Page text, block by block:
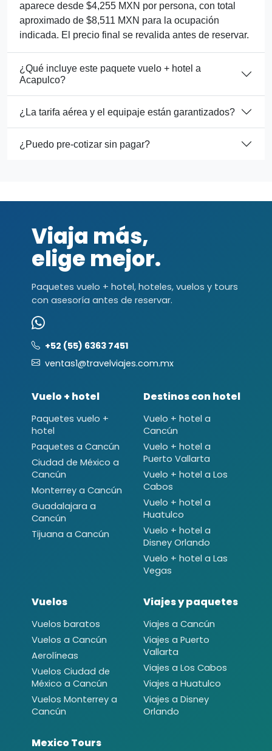
aparece desde $4,255 MXN por persona, con total
aproximado de $8,511 MXN para la ocupación
indicada. El precio final se revalida antes de reservar.
¿Qué incluye este paquete vuelo + hotel a
Acapulco?
¿La tarifa aérea y el equipaje están garantizados?
¿Puedo pre-cotizar sin pagar?
Viaja más,
elige mejor.
Paquetes vuelo + hotel, hoteles, vuelos y tours
con asesoría antes de reservar.
+52 (55) 6363 7451
ventas1@travelviajes.com.mx
Vuelo + hotel
Paquetes vuelo +
hotel
Paquetes a Cancún
Ciudad de México a
Cancún
Monterrey a Cancún
Guadalajara a
Cancún
Tijuana a Cancún
Destinos con hotel
Vuelo + hotel a
Cancún
Vuelo + hotel a
Puerto Vallarta
Vuelo + hotel a Los
Cabos
Vuelo + hotel a
Huatulco
Vuelo + hotel a
Disney Orlando
Vuelo + hotel a Las
Vegas
Vuelos
Vuelos baratos
Vuelos a Cancún
Aerolíneas
Vuelos Ciudad de
México a Cancún
Vuelos Monterrey a
Cancún
Viajes y paquetes
Viajes a Cancún
Viajes a Puerto
Vallarta
Viajes a Los Cabos
Viajes a Huatulco
Viajes a Disney
Orlando
Mexico Tours